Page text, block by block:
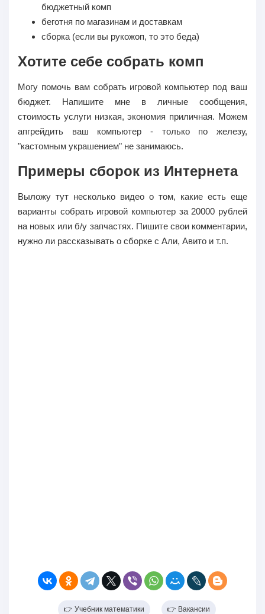
бюджетный комп
беготня по магазинам и доставкам
сборка (если вы рукожоп, то это беда)
Хотите себе собрать комп
Могу помочь вам собрать игровой компьютер под ваш
бюджет. Напишите мне в личные сообщения,
стоимость услуги низкая, экономия приличная. Можем
апгрейдить ваш компьютер - только по железу,
"кастомным украшением" не занимаюсь.
Примеры сборок из Интернета
Выложу тут несколько видео о том, какие есть еще
варианты собрать игровой компьютер за 20000 рублей
на новых или б/у запчастях. Пишите свои комментарии,
нужно ли рассказывать о сборке с Али, Авито и т.п.
👉 Учебник математики 👉 Вакансии